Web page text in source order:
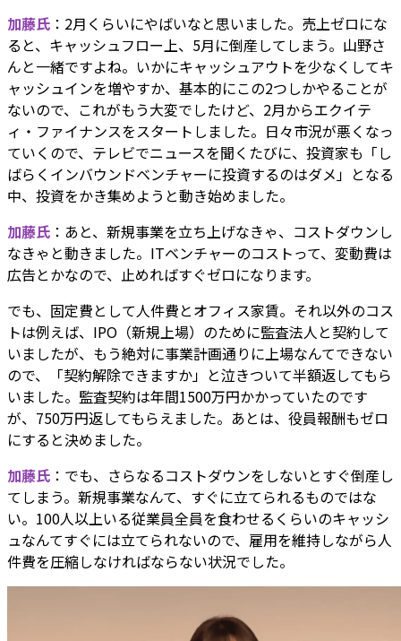
加藤氏 ：2月くらいにやばいなと思いました。売上ゼロにな
ると、キャッシュフロー上、5月に倒産してしまう。山野さ
んと一緒ですよね。いかにキャッシュアウトを少なくしてキ
ャッシュインを増やすか、基本的にこの2つしかやることが
ないので、これがもう大変でしたけど、2月からエクイテ
ィ・ファイナンスをスタートしました。日々市況が悪くなっ
ていくので、テレビでニュースを聞くたびに、投資家も「し
ばらくインバウンドベンチャーに投資するのはダメ」となる
中、投資をかき集めようと動き始めました。
加藤氏 ：あと、新規事業を立ち上げなきゃ、コストダウンし
なきゃと動きました。ITベンチャーのコストって、変動費は
広告とかなので、止めればすぐゼロになります。
でも、固定費として人件費とオフィス家賃。それ以外のコス
トは例えば、IPO（新規上場）のために監査法人と契約して
いましたが、もう絶対に事業計画通りに上場なんてできない
ので、「契約解除できますか」と泣きついて半額返してもら
いました。監査契約は年間1500万円かかっていたのです
が、750万円返してもらえました。あとは、役員報酬もゼロ
にすると決めました。
加藤氏 ：でも、さらなるコストダウンをしないとすぐ倒産し
てしまう。新規事業なんて、すぐに立てられるものではな
い。100人以上いる従業員全員を食わせるくらいのキャッシ
ュなんてすぐには立てられないので、雇用を維持しながら人
件費を圧縮しなければならない状況でした。